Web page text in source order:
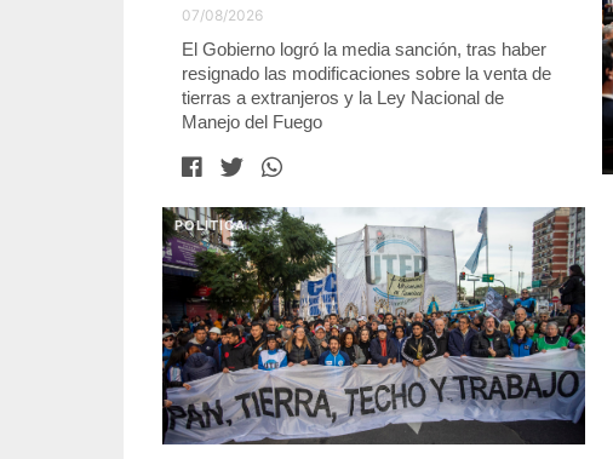
07/08/2026
El Gobierno logró la media sanción, tras haber
resignado las modificaciones sobre la venta de
tierras a extranjeros y la Ley Nacional de
Manejo del Fuego
POLITICA